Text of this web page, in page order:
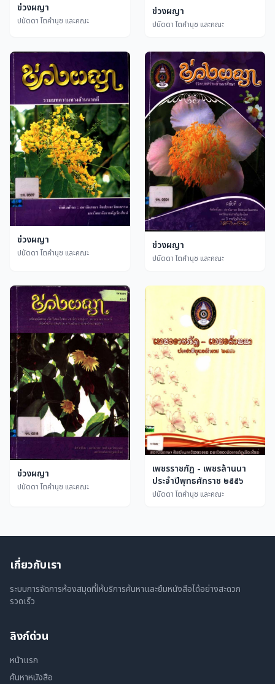
ข่วงผญา
ปนัดดา โตคำนุช และคณะ
ข่วงผญา
ปนัดดา โตคำนุช และคณะ
ข่วงผญา
ปนัดดา โตคำนุช และคณะ
ข่วงผญา
ปนัดดา โตคำนุช และคณะ
ข่วงผญา
ปนัดดา โตคำนุช และคณะ
เพชรราชภัฏ - เพชรล้านนา
ประจำปีพุทธศักราช ๒๕๕๖
ปนัดดา โตคำนุช และคณะ
เกี่ยวกับเรา
ระบบการจัดการห้องสมุดที่ให้บริการค้นหาและยืมหนังสือได้อย่างสะดวก
รวดเร็ว
ลิงก์ด่วน
หน้าแรก
ค้นหาหนังสือ